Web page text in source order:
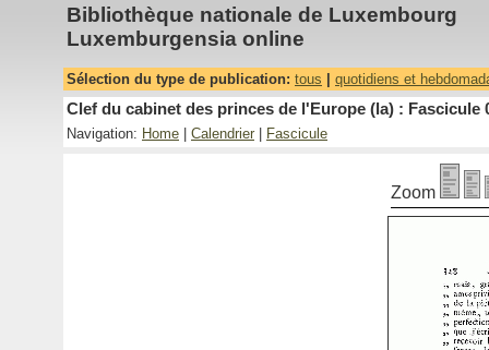
Bibliothèque nationale de Luxembourg
Luxemburgensia online
Sélection du type de publication: tous quotidiens et
Clef du cabinet des princes de l'Europe (la) : Fascicule
Navigation: Home Calendrier Fascicule
Zoom